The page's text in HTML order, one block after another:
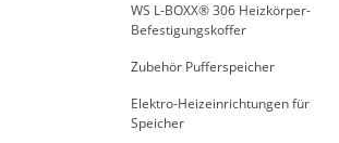
WS L-BOXX® 306 Heizkörper-
Befestigungskoffer
Zubehör Pufferspeicher
Elektro-Heizeinrichtungen für
Speicher